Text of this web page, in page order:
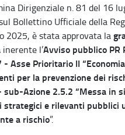
Dirigenziale n. 81 del 16
Bollettino Ufficiale della
2025, è stata approvata la
inerente l’Avviso pubblico PR
Asse Prioritario II
per la prevenzione dei
sub-Azione 2.5.2 “Messa in
strategici e rilevanti pubblici
a rischio”.